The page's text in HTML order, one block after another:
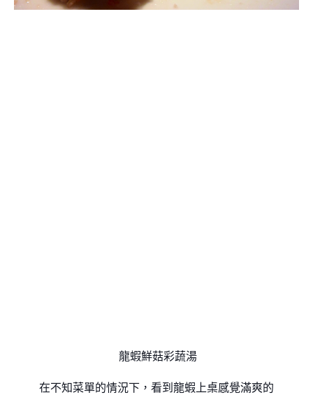
龍蝦鮮菇彩蔬湯
在不知菜單的情況下，看到龍蝦上桌感覺滿爽的